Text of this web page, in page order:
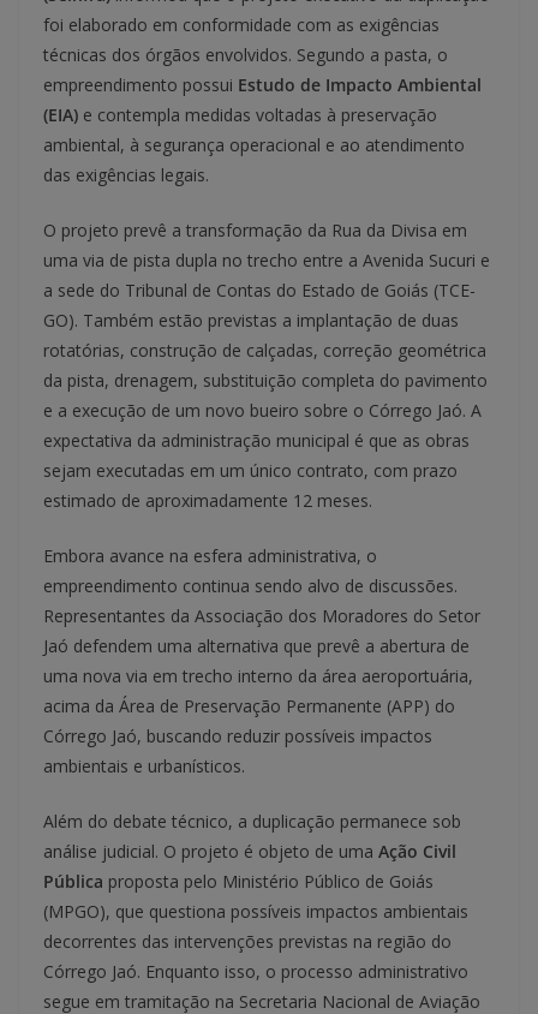
foi elaborado em conformidade com as exigências
técnicas dos órgãos envolvidos. Segundo a pasta, o
empreendimento possui Estudo de Impacto Ambiental
(EIA) e contempla medidas voltadas à preservação
ambiental, à segurança operacional e ao atendimento
das exigências legais.
O projeto prevê a transformação da Rua da Divisa em
uma via de pista dupla no trecho entre a Avenida Sucuri e
a sede do Tribunal de Contas do Estado de Goiás (TCE-
GO). Também estão previstas a implantação de duas
rotatórias, construção de calçadas, correção geométrica
da pista, drenagem, substituição completa do pavimento
e a execução de um novo bueiro sobre o Córrego Jaó. A
expectativa da administração municipal é que as obras
sejam executadas em um único contrato, com prazo
estimado de aproximadamente 12 meses.
Embora avance na esfera administrativa, o
empreendimento continua sendo alvo de discussões.
Representantes da Associação dos Moradores do Setor
Jaó defendem uma alternativa que prevê a abertura de
uma nova via em trecho interno da área aeroportuária,
acima da Área de Preservação Permanente (APP) do
Córrego Jaó, buscando reduzir possíveis impactos
ambientais e urbanísticos.
Além do debate técnico, a duplicação permanece sob
análise judicial. O projeto é objeto de uma Ação Civil
Pública proposta pelo Ministério Público de Goiás
(MPGO), que questiona possíveis impactos ambientais
decorrentes das intervenções previstas na região do
Córrego Jaó. Enquanto isso, o processo administrativo
segue em tramitação na Secretaria Nacional de Aviação